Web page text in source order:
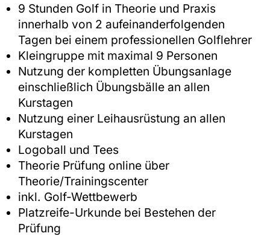
9 Stunden Golf in Theorie und Praxis
innerhalb von 2 aufeinanderfolgenden
Tagen bei einem professionellen Golflehrer
Kleingruppe mit maximal 9 Personen
Nutzung der kompletten Übungsanlage
einschließlich Übungsbälle an allen
Kurstagen
Nutzung einer Leihausrüstung an allen
Kurstagen
Logoball und Tees
Theorie Prüfung online über
Theorie/Trainingscenter
inkl. Golf-Wettbewerb
Platzreife-Urkunde bei Bestehen der
Prüfung